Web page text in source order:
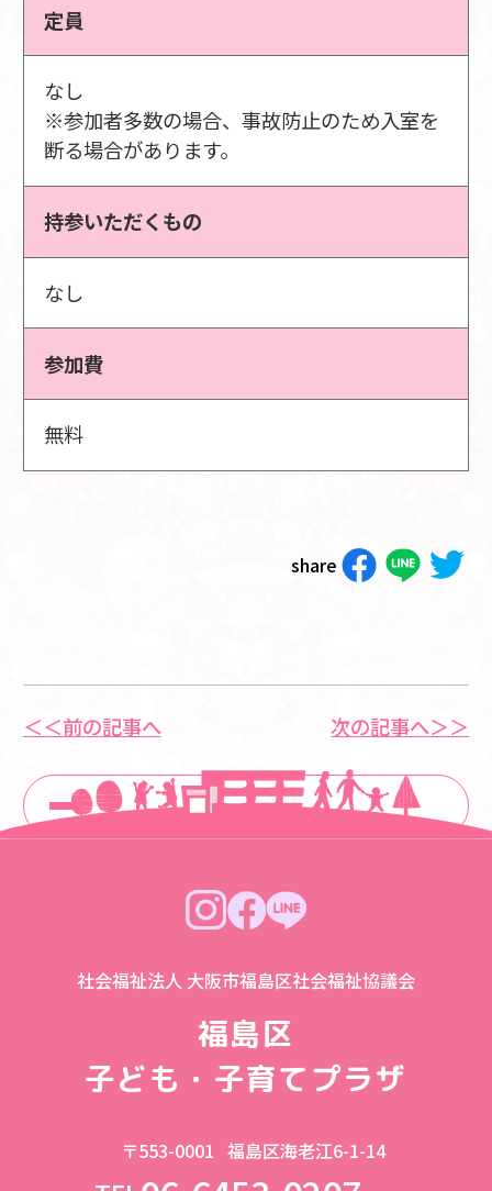
定員
なし
※参加者多数の場合、事故防止のため入室を
断る場合があります。
持参いただくもの
なし
参加費
無料
share
＜＜前の記事へ
一覧に戻る
次の記事へ＞＞
社会福祉法人 大阪市福島区社会福祉協議会
福島区
子ども・子育てプラザ
〒553-0001 福島区海老江6-1-14